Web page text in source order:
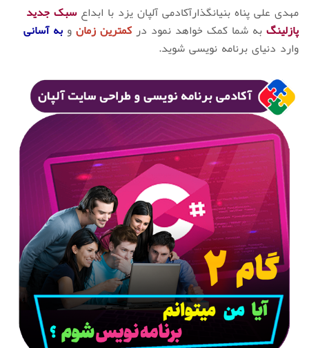
مهدی علی پناه بنیانگذارآکادمی آلپان یزد با ابداعسبک جدید
پازلینگبه شما کمک خواهد نمود درکمترین زمانوبه آسانی
وارد دنیای برنامه نویسی شوید.